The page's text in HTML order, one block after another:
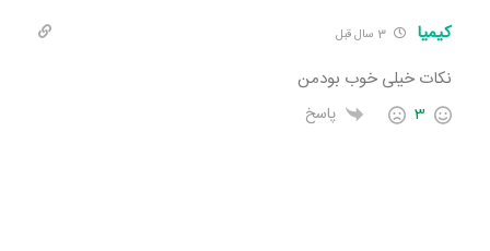
کیمیا 3 سال قبل
نکات خیلی خوب بودمن
3 پاسخ